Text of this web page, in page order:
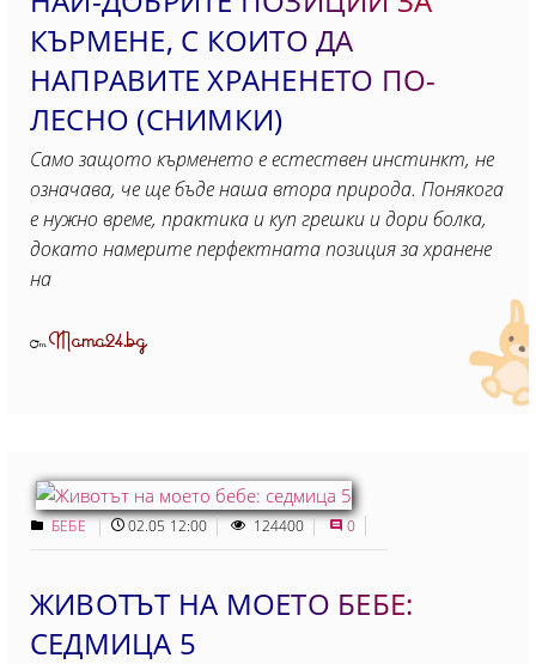
КЪРМЕНЕ, С КОИТО ДА
НАПРАВИТЕ ХРАНЕНЕТО ПО-
ЛЕСНО (СНИМКИ)
Само защото кърменето е естествен инстинкт, не
означава, че ще бъде наша втора природа. Понякога
е нужно време, практика и куп грешки и дори болка,
докато намерите перфектната позиция за хранене
на
ОтMama24.bg
БЕБЕ 02.05 12:00 124400 0
ЖИВОТЪТ НА МОЕТО БЕБЕ:
СЕДМИЦА 5